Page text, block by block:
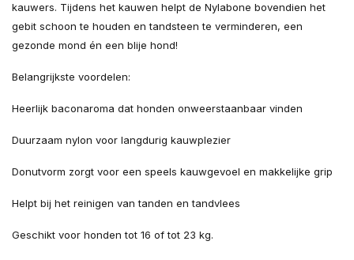
kauwers. Tijdens het kauwen helpt de Nylabone bovendien het
gebit schoon te houden en tandsteen te verminderen, een
gezonde mond én een blije hond!
Belangrijkste voordelen:
Heerlijk baconaroma dat honden onweerstaanbaar vinden
Duurzaam nylon voor langdurig kauwplezier
Donutvorm zorgt voor een speels kauwgevoel en makkelijke grip
Helpt bij het reinigen van tanden en tandvlees
Geschikt voor honden tot 16 of tot 23 kg.